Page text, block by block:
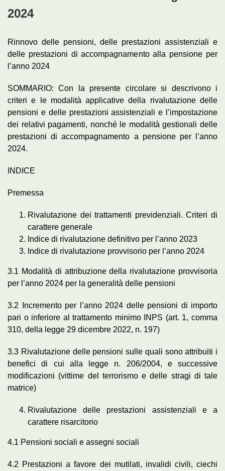
2024
Rinnovo delle pensioni, delle prestazioni assistenziali e
delle prestazioni di accompagnamento alla pensione per
l’anno 2024
SOMMARIO: Con la presente circolare si descrivono i
criteri e le modalità applicative della rivalutazione delle
pensioni e delle prestazioni assistenziali e l’impostazione
dei relativi pagamenti, nonché le modalità gestionali delle
prestazioni di accompagnamento a pensione per l’anno
2024.
INDICE
Premessa
Rivalutazione dei trattamenti previdenziali. Criteri di
carattere generale
Indice di rivalutazione definitivo per l’anno 2023
Indice di rivalutazione provvisorio per l’anno 2024
3.1 Modalità di attribuzione della rivalutazione provvisoria
per l’anno 2024 per la generalità delle pensioni
3.2 Incremento per l’anno 2024 delle pensioni di importo
pari o inferiore al trattamento minimo INPS (art. 1, comma
310, della legge 29 dicembre 2022, n. 197)
3.3 Rivalutazione delle pensioni sulle quali sono attribuiti i
benefici di cui alla legge n. 206/2004, e successive
modificazioni (vittime del terrorismo e delle stragi di tale
matrice)
Rivalutazione delle prestazioni assistenziali e a
carattere risarcitorio
4.1 Pensioni sociali e assegni sociali
4.2 Prestazioni a favore dei mutilati, invalidi civili, ciechi